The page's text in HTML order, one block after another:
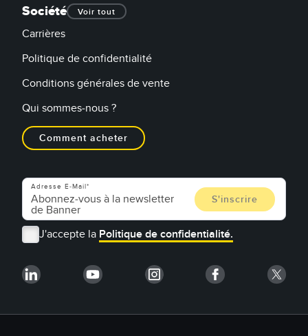
Société Voir tout
Carrières
Politique de confidentialité
Conditions générales de vente
Qui sommes-nous ?
Comment acheter
Adresse E-Mail
J'accepte la Politique de confidentialité.